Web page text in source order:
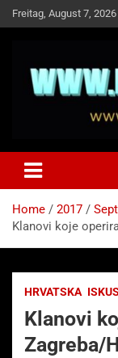
Skip
to
Freitag, August 7, 2026
Idemo u
Home 2017
Klanovi koje
HRVATSKA
Klanovi
Zagreba/